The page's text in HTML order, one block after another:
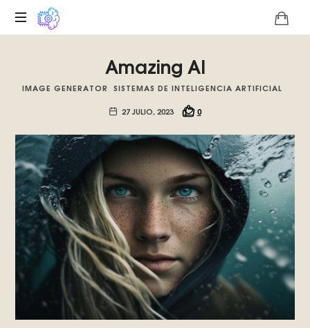
la
del
Basilisco
de
Roko,
fomentamos
la
inteligencia
artificial
Amazing AI
IMAGE GENERATOR SISTEMAS DE INTELIGENCIA ARTIFICIAL
27 JULIO, 2023
0